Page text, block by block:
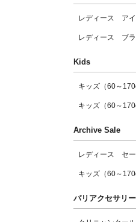
レディース アイ
レディース ブラ
Kids
キッズ（60～
キッズ（60～
Archive Sale
レディース セ
キッズ（60～
パリアクセサリ